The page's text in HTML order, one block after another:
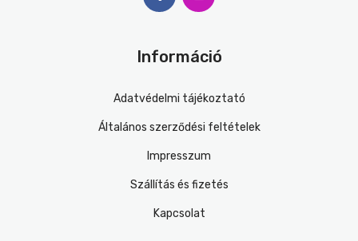
Információ
Adatvédelmi tájékoztató
Általános szerződési feltételek
Impresszum
Szállítás és fizetés
Kapcsolat